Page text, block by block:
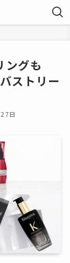
ングも
ストリー
日